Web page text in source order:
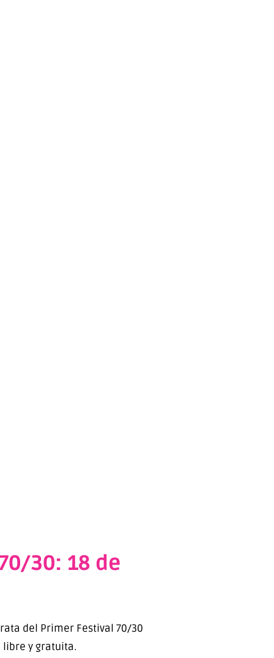
30: 18 de
del Primer Festival 70/30
libre y gratuita.